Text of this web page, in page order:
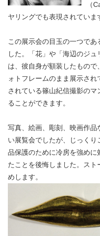
（
ヤリングでも表現されていま
この展示会の目玉の一つで
した。「花」や「海辺のジ
は、彼自身が額装したもの
ォトフレームのまま展示さ
されている篠山紀信撮影の
ることができます。
写真、絵画、彫刻、映画作
い展覧会でしたが、じっく
品保護のために冷房を強め
たことを後悔しました。ス
めします。